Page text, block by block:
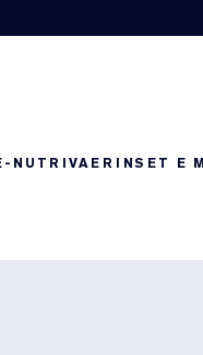
NUTRIVAERINSET E